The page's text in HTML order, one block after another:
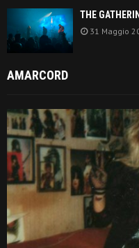
THE
31 Maggio
AMARCORD